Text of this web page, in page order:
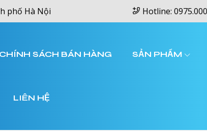
phố Hà Nội Hotline:
CHÍNH SÁCH BÁN HÀNG SẢN PHẨM
LIÊN HỆ